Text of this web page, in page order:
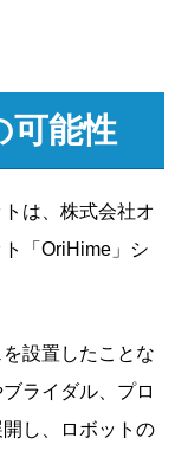
可能性
は、株式会社オ
「OriHime」シ
設置したことな
ライダル、プロ
し、ロボットの